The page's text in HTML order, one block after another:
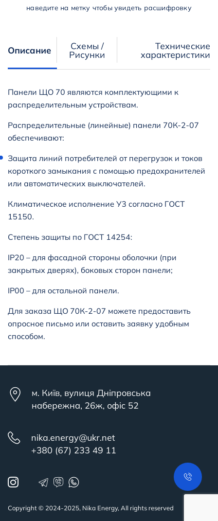
наведите на метку чтобы увидеть расшифровку
Описание Схемы /
Рисунки
Технические
характеристики
Панели ЩО 70 являются комплектующими к
распределительным устройствам.
Распределительные (линейные) панели 70К-2-07
обеспечивают:
Защита линий потребителей от перегрузок и токов
короткого замыкания с помощью предохранителей
или автоматических выключателей.
Климатическое исполнение У3 согласно ГОСТ
15150.
Степень защиты по ГОСТ 14254:
IP20 – для фасадной стороны оболочки (при
закрытых дверях), боковых сторон панели;
IP00 – для остальной панели.
Для заказа ЩО 70К-2-07 можете предоставить
опросное письмо или оставить заявку удобным
способом.
м. Київ, вулиця Дніпровська
набережна, 26ж, офіс 52
nika.energy@ukr.net
+380 (67) 233 49 11
Copyright © 2024-2025, Nika Energy, All rights reserved